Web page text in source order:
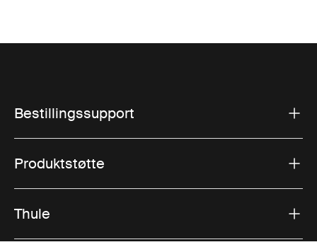
Bestillingssupport
Produktstøtte
Thule